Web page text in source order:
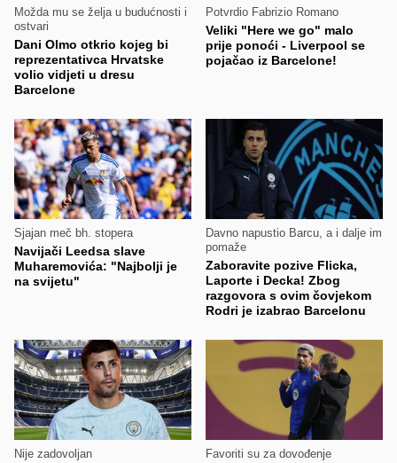
Možda mu se želja u budućnosti i
ostvari
Dani Olmo otkrio kojeg bi
reprezentativca Hrvatske
volio vidjeti u dresu
Barcelone
Potvrdio Fabrizio Romano
Veliki "Here we go" malo
prije ponoći - Liverpool se
pojačao iz Barcelone!
Sjajan meč bh. stopera
Navijači Leedsa slave
Muharemovića: "Najbolji je
na svijetu"
Davno napustio Barcu, a i dalje im
pomaže
Zaboravite pozive Flicka,
Laporte i Decka! Zbog
razgovora s ovim čovjekom
Rodri je izabrao Barcelonu
Nije zadovoljan Favoriti su za dovođenje